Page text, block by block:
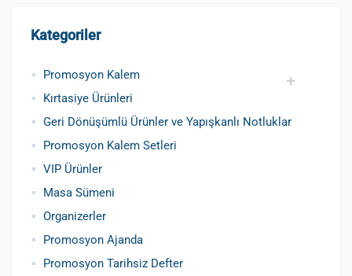
Kategoriler
Promosyon Kalem
Promosyon Metal Kalem
Promosyon Roller Kalem
Promosyon Dokunmatik Kalem
Promosyon Plastik Kalem
Geri Dönüşümlü ve Tohumlu Kalemler
Promosyon Fosforlu Kalem
Kursun Kalemler
Kırtasiye Ürünleri
Geri Dönüşümlü Ürünler ve Yapışkanlı Notluklar
Promosyon Kalem Setleri
VIP Ürünler
Masa Sümeni
Organizerler
Promosyon Ajanda
Promosyon Tarihsiz Defter